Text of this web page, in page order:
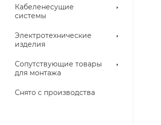
Кабеленесущие
системы
Электротехнические
изделия
Сопутствующие товары
для монтажа
Снято с производства